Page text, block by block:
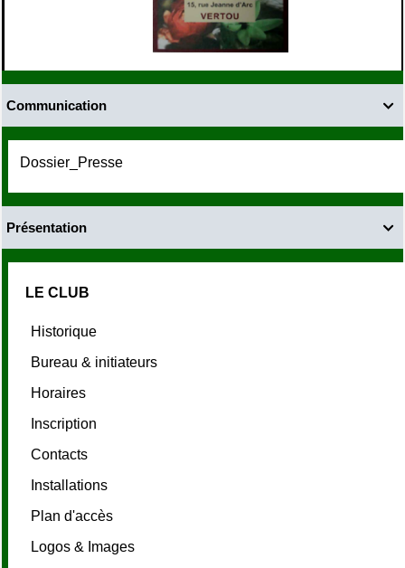

Communication
Dossier_Presse

Présentation
LE CLUB
Historique
Bureau & initiateurs
Horaires
Inscription
Contacts
Installations
Plan d'accès
Logos & Images